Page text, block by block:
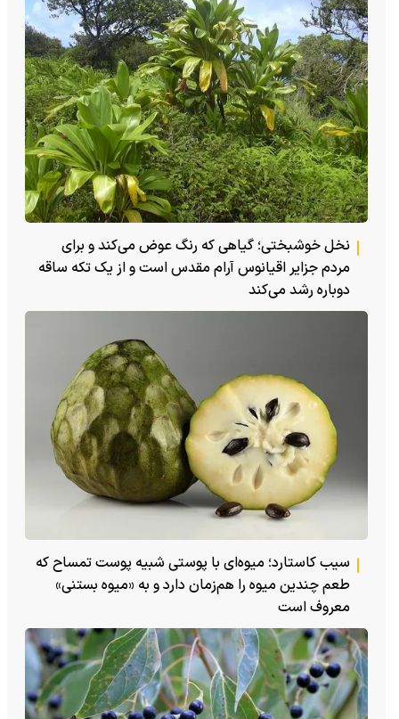
نخل خوشبختی؛ گیاهی که رنگ عوض می‌کند و برای
مردم جزایر اقیانوس آرام مقدس است و از یک تکه ساقه
دوباره رشد می‌کند
سیب کاستارد؛ میوه‌ای با پوستی شبیه پوست تمساح که
طعم چندین میوه را هم‌زمان دارد و به «میوه بستنی»
معروف است